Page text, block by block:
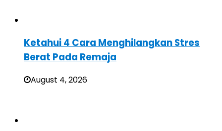
Ketahui 4 Cara Menghilangkan Stres
Berat Pada Remaja
August 4, 2026